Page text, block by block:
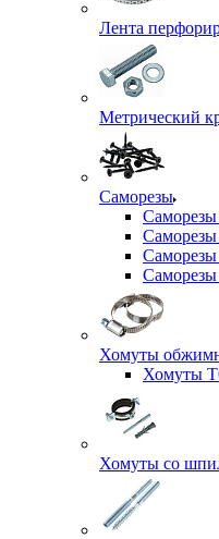
Лента
Метрический
Саморезы
Саморезы
Хомуты
Хомуты
Хомуты со